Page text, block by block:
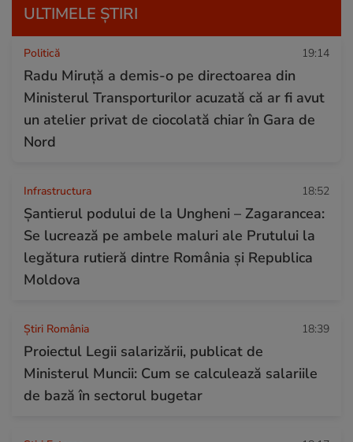
ULTIMELE ȘTIRI
Politică 19:14
Radu Miruță a demis-o pe directoarea din
Ministerul Transporturilor acuzată că ar fi avut
un atelier privat de ciocolată chiar în Gara de
Nord
Infrastructura 18:52
Șantierul podului de la Ungheni – Zagarancea:
Se lucrează pe ambele maluri ale Prutului la
legătura rutieră dintre România și Republica
Moldova
Știri România 18:39
Proiectul Legii salarizării, publicat de
Ministerul Muncii: Cum se calculează salariile
de bază în sectorul bugetar